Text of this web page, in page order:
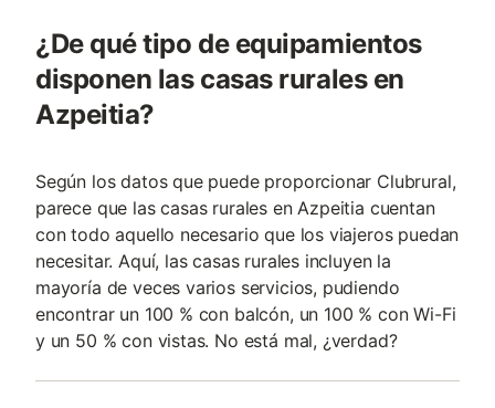
¿De qué tipo de equipamientos
disponen las casas rurales en
Azpeitia?
Según los datos que puede proporcionar Clubrural,
parece que las casas rurales en Azpeitia cuentan
con todo aquello necesario que los viajeros puedan
necesitar. Aquí, las casas rurales incluyen la
mayoría de veces varios servicios, pudiendo
encontrar un 100 % con balcón, un 100 % con Wi-Fi
y un 50 % con vistas. No está mal, ¿verdad?